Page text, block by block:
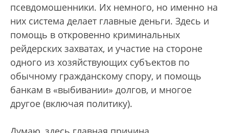
псевдомошенники. Их немного, но именно на
них система делает главные деньги. Здесь и
помощь в откровенно криминальных
рейдерских захватах, и участие на стороне
одного из хозяйствующих субъектов по
обычному гражданскому спору, и помощь
банкам в «выбивании» долгов, и многое
другое (включая политику).